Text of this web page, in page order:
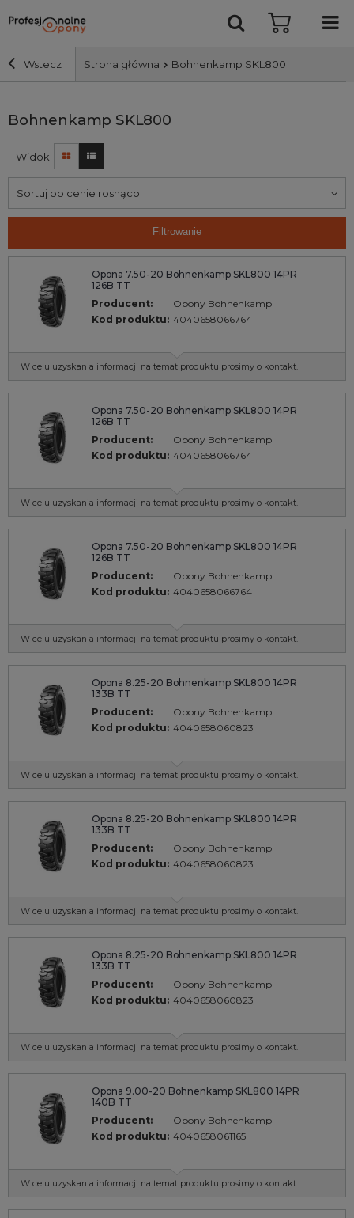
Wstecz Strona główna Bohnenkamp SKL800
Szerokość i profil
Średnica
Producent
Nośność
Bohnenkamp SKL800
Widok
Sortuj po cenie rosnąco
Filtrowanie
Opona 7.50-20 Bohnenkamp SKL800 14PR
126B TT
Producent:
Opony Bohnenkamp
Kod produktu: 4040658066764
W celu uzyskania informacji na temat produktu prosimy o kontakt.
Opona 7.50-20 Bohnenkamp SKL800 14PR
126B TT
Producent:
Opony Bohnenkamp
Kod produktu: 4040658066764
W celu uzyskania informacji na temat produktu prosimy o kontakt.
Opona 7.50-20 Bohnenkamp SKL800 14PR
126B TT
Producent:
Opony Bohnenkamp
Kod produktu: 4040658066764
W celu uzyskania informacji na temat produktu prosimy o kontakt.
Opona 8.25-20 Bohnenkamp SKL800 14PR
133B TT
Producent:
Opony Bohnenkamp
Kod produktu: 4040658060823
W celu uzyskania informacji na temat produktu prosimy o kontakt.
Opona 8.25-20 Bohnenkamp SKL800 14PR
133B TT
Producent:
Opony Bohnenkamp
Kod produktu: 4040658060823
W celu uzyskania informacji na temat produktu prosimy o kontakt.
Opona 8.25-20 Bohnenkamp SKL800 14PR
133B TT
Producent:
Opony Bohnenkamp
Kod produktu: 4040658060823
W celu uzyskania informacji na temat produktu prosimy o kontakt.
Opona 9.00-20 Bohnenkamp SKL800 14PR
140B TT
Producent:
Opony Bohnenkamp
Kod produktu: 4040658061165
W celu uzyskania informacji na temat produktu prosimy o kontakt.